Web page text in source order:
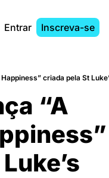
Entrar Inscreva-se
criada pela St
“A